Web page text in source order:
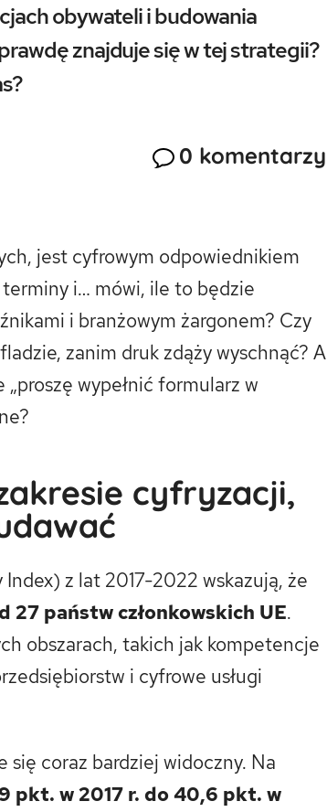
obywateli i budowania
znajduje się w tej strategii?
0 komentarzy
jest cyfrowym odpowiednikiem
i… mówi, ile to będzie
i branżowym żargonem? Czy
zanim druk zdąży wyschnąć? A
wypełnić formularz w
cyfryzacji,
z lat 2017-2022 wskazują, że
27 państw członkowskich UE.
obszarach, takich jak kompetencje
i cyfrowe usługi
coraz bardziej widoczny. Na
pkt. w 2017 r. do 40,6 pkt. w